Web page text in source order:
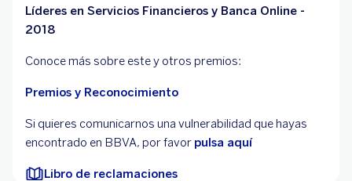
Líderes en Servicios Financieros y Banca Online -
2018
Conoce más sobre este y otros premios:
Premios y Reconocimiento
Si quieres comunicarnos una vulnerabilidad que hayas
encontrado en BBVA, por favor pulsa aquí
Libro de reclamaciones